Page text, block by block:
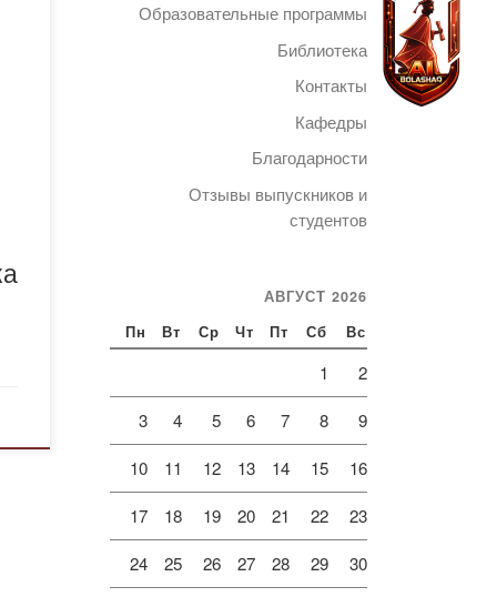
Образовательные программы
Библиотека
Контакты
Кафедры
Благодарности
Отзывы выпускников и
студентов
АВГУСТ 2026
Пн Вт Ср Чт Пт Сб Вс
1 2
3 4 5 6 7 8 9
10 11 12 13 14 15 16
17 18 19 20 21 22 23
24 25 26 27 28 29 30